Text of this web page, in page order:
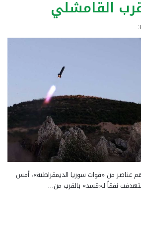
القامشلي
من «قوات سوريا الديمقراطية»، أمس
نفقاً لـ«قسد» بالقرب من…